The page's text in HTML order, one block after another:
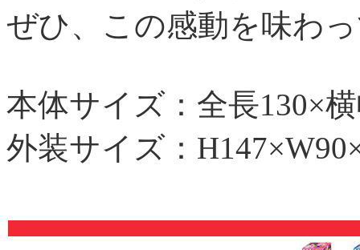
ぜひ、この感動を味わ
本体サイズ：全長130×
外装サイズ：